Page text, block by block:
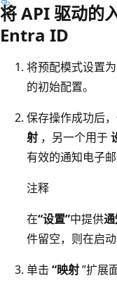
将 API 驱动的
Entra ID
将预配模式设置为
的初始配置。
保存操作成功后
射 ，另一个用于
有效的通知电子
注释
在“设置”中提供
件留空，则在启
单击 “映射”扩展